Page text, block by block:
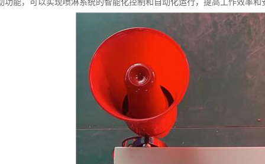
功能，可以实现喷淋系统的智能化控制和自动化运行，提高工作效率和